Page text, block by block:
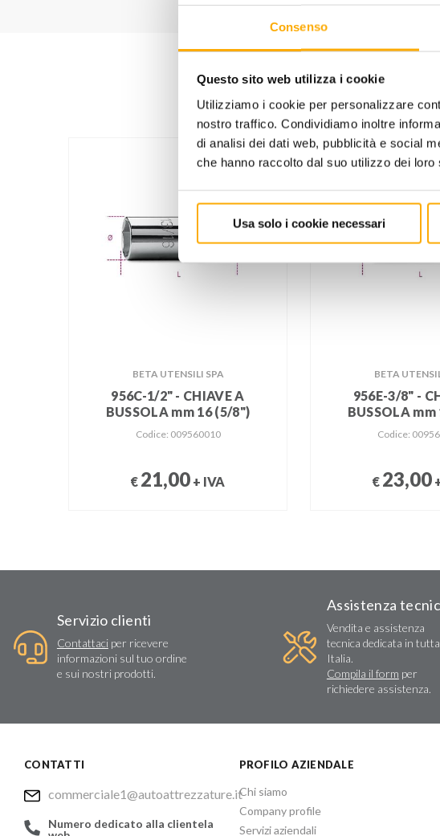
Consenso
Questo sito web utilizza i cookie
Utilizziamo i cookie per personalizzare
nostro traffico. Condividiamo inoltre
di analisi dei dati web, pubblicità e social
che hanno raccolto dal suo utilizzo dei
Usa solo i cookie necessari
BETA UTENSILI SPA
956C-1/2" - CHIAVE A
BUSSOLA mm 16 (5/8")
Codice: 009560010
€ 21,00 + IVA
BETA
956E-3/8" -
BUSSOLA
Codice:
€ 23,00
Servizio clienti
Contattaciper ricevere
informazioni sul tuo ordine
e sui nostri prodotti.
Assistenza
Vendita e assistenza
tecnica dedicata in tutta
Italia.
Compila il form per
richiedere assistenza.
CONTATTI
commerciale1@autoattrezzature.it
Numero dedicato alla clientela
PROFILO AZIENDALE
Chi siamo
Company profile
Servizi aziendali